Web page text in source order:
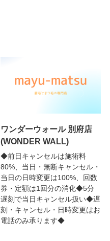
ワンダーウォール 別府店
(WONDER WALL)
◆前日キャンセルは施術料
80%、当日・無断キャンセル・
当日の日時変更は100%、回数
券・定額は1回分の消化◆5分
遅刻で当日キャンセル扱い◆遅
刻・キャンセル・日時変更はお
電話のみ承ります◆